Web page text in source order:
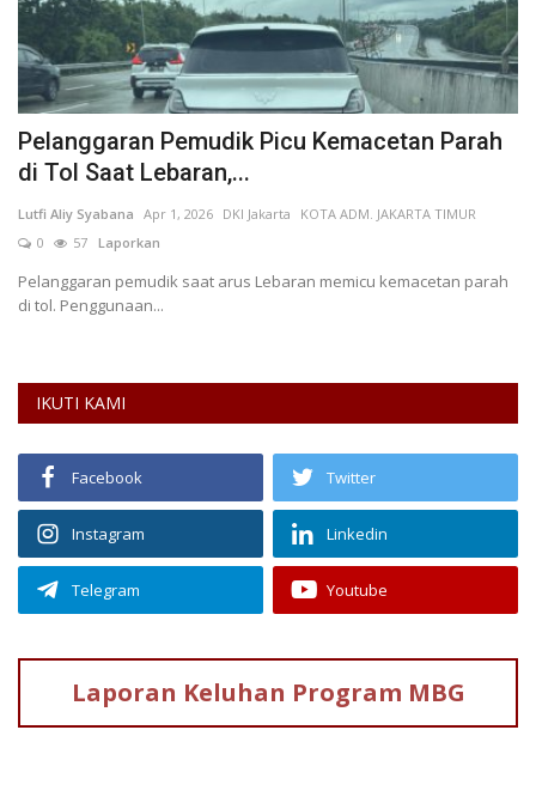
Pelanggaran Pemudik Picu Kemacetan Parah
di Tol Saat Lebaran,...
Lutfi Aliy Syabana Apr 1, 2026 DKI Jakarta
KOTA ADM. JAKARTA TIMUR
0
57 Laporkan
Pelanggaran pemudik saat arus Lebaran memicu kemacetan parah
di tol. Penggunaan...
IKUTI KAMI
Facebook Twitter
Instagram Linkedin
Telegram Youtube
Laporan Keluhan Program MBG